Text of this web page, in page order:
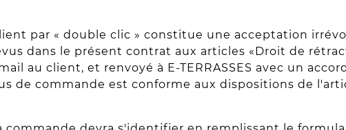
par « double clic » constitue une acceptation
dans le présent contrat aux articles «Droit de
au client, et renvoyé à E-TERRASSES avec un
de commande est conforme aux dispositions de